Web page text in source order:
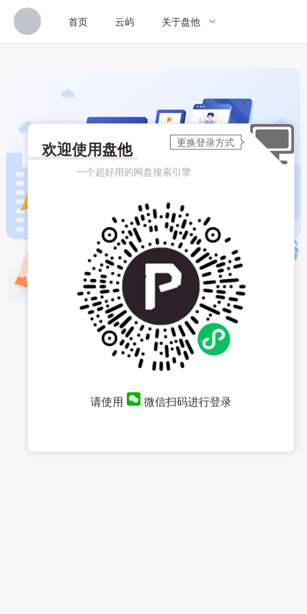
首页 云屿 关于盘他
欢迎使用盘他
一个超好用的网盘搜索引擎
请使用 微信扫码进行登录